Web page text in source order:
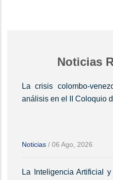
Noticias
La crisis colombo-
análisis en el II Coloquio
Noticias / 06 Ago, 2026
La Inteligencia Artificial